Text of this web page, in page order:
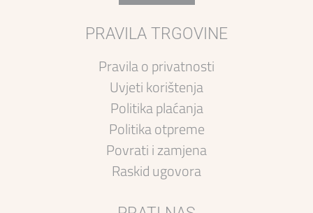
PRAVILA TRGOVINE
Pravila o privatnosti
Uvjeti korištenja
Politika plaćanja
Politika otpreme
Povrati i zamjena
Raskid ugovora